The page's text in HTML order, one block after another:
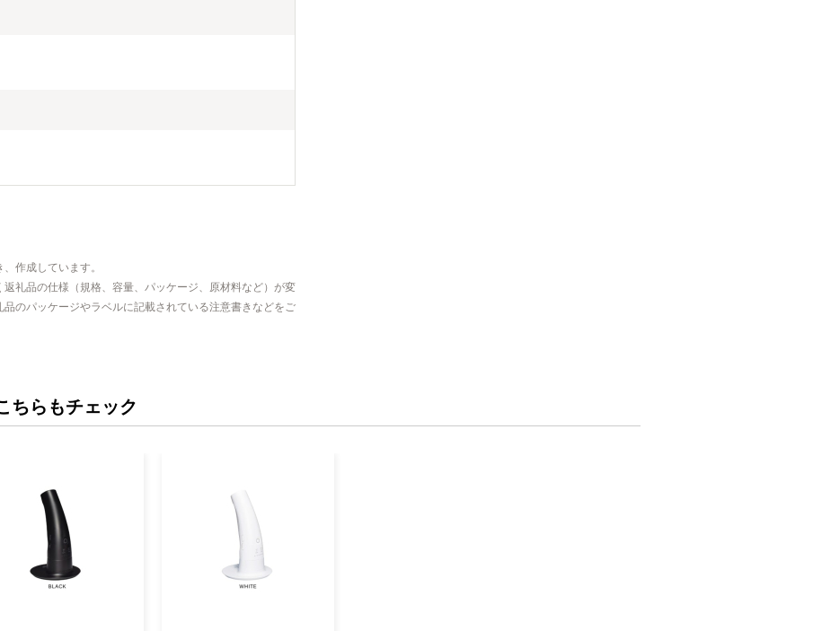
作成しています。
礼品の仕様（規格、容量、パッケージ、原材料など）が変
のパッケージやラベルに記載されている注意書きなどをご
ちらもチェック